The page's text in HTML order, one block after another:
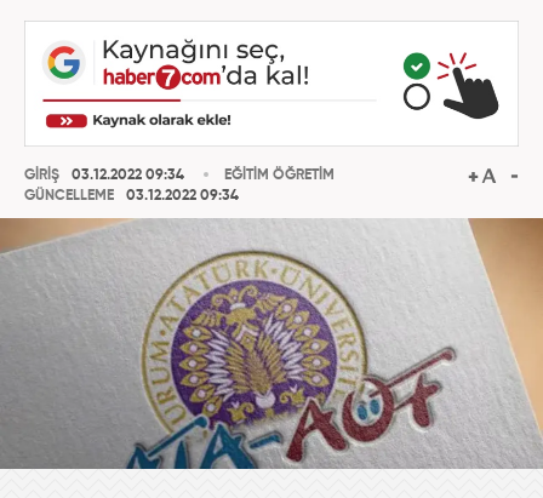
GİRİŞ
03.12.2022 09:34
GÜNCELLEME
03.12.2022 09:34
EĞİTİM ÖĞRETİM